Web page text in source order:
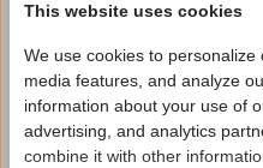
Vergelijk
Productomschrijving
Nu
This website uses cookies
We use cookies to
media features, and analyze
information about your use of
advertising, and analytics
combine it with other